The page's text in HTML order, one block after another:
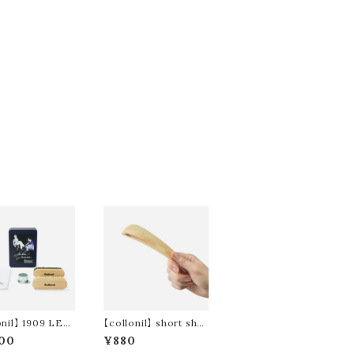
】 1909 LEA
SET N
DESIGN
【collonil】 short sho
ehorn / ショート シュ
ーホーン
¥880